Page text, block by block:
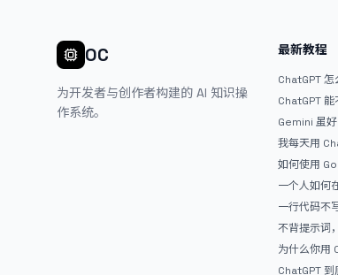
OC
为开发者与创作者构建的 AI 知识操
作系统。
最新教程
ChatGPT
ChatGPT
Gemini 虽
ChatGPT
我每天用
如何使用
AntiGravity
一个人如何
APP？｜
整记录
一行代码不
整网站：《
不背提示词
万能提问模板
为什么你用
人第一步就
ChatGPT